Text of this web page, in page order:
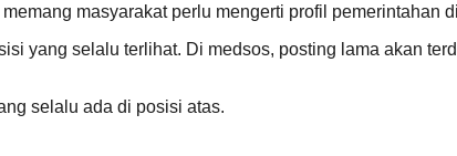
masyarakat perlu mengerti profil pemerintahan
yang selalu terlihat. Di medsos, posting lama akan
selalu ada di posisi atas.